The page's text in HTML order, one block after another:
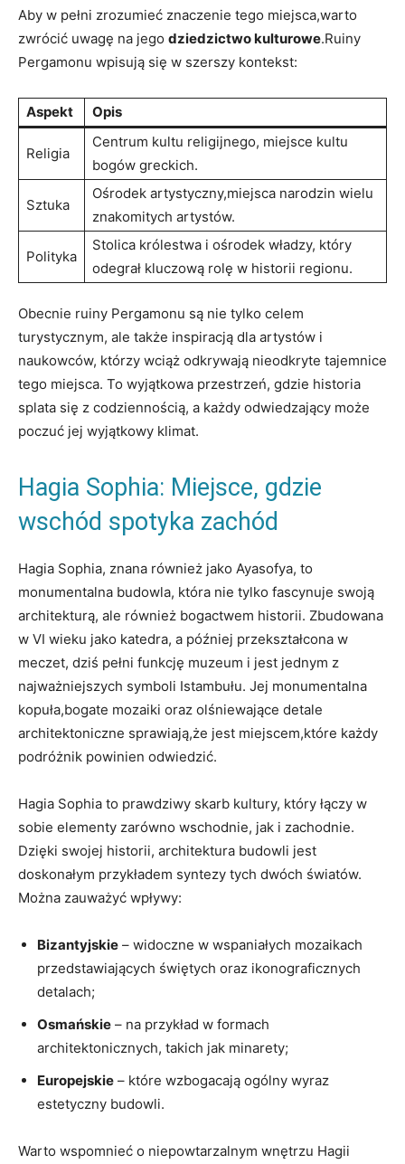
Aby w pełni zrozumieć znaczenie tego miejsca,warto
zwrócić uwagę na jego dziedzictwo kulturowe.Ruiny
Pergamonu wpisują się w szerszy kontekst:
Aspekt Opis
Religia
Centrum kultu religijnego, miejsce kultu
bogów greckich.
Sztuka
Ośrodek artystyczny,miejsca narodzin wielu
znakomitych artystów.
Polityka
Stolica królestwa i ośrodek władzy, który
odegrał kluczową rolę w historii regionu.
Obecnie ruiny Pergamonu są nie tylko celem
turystycznym, ale także inspiracją dla artystów i
naukowców, którzy wciąż odkrywają nieodkryte tajemnice
tego miejsca. To wyjątkowa przestrzeń, gdzie historia
splata się z codziennością, a każdy odwiedzający może
poczuć jej wyjątkowy klimat.
Hagia Sophia: Miejsce, gdzie
wschód spotyka zachód
Hagia Sophia, znana również jako Ayasofya, to
monumentalna budowla, która nie tylko fascynuje swoją
architekturą, ale również bogactwem historii. Zbudowana
w VI wieku jako katedra, a później przekształcona w
meczet, dziś pełni funkcję muzeum i jest jednym z
najważniejszych symboli Istambułu. Jej monumentalna
kopuła,bogate mozaiki oraz olśniewające detale
architektoniczne sprawiają,że jest miejscem,które każdy
podróżnik powinien odwiedzić.
Hagia Sophia to prawdziwy skarb kultury, który łączy w
sobie elementy zarówno wschodnie, jak i zachodnie.
Dzięki swojej historii, architektura budowli jest
doskonałym przykładem syntezy tych dwóch światów.
Można zauważyć wpływy:
Bizantyjskie – widoczne w wspaniałych mozaikach
przedstawiających świętych oraz ikonograficznych
detalach;
Osmańskie – na przykład w formach
architektonicznych, takich jak minarety;
Europejskie – które wzbogacają ogólny wyraz
estetyczny budowli.
Warto wspomnieć o niepowtarzalnym wnętrzu Hagii